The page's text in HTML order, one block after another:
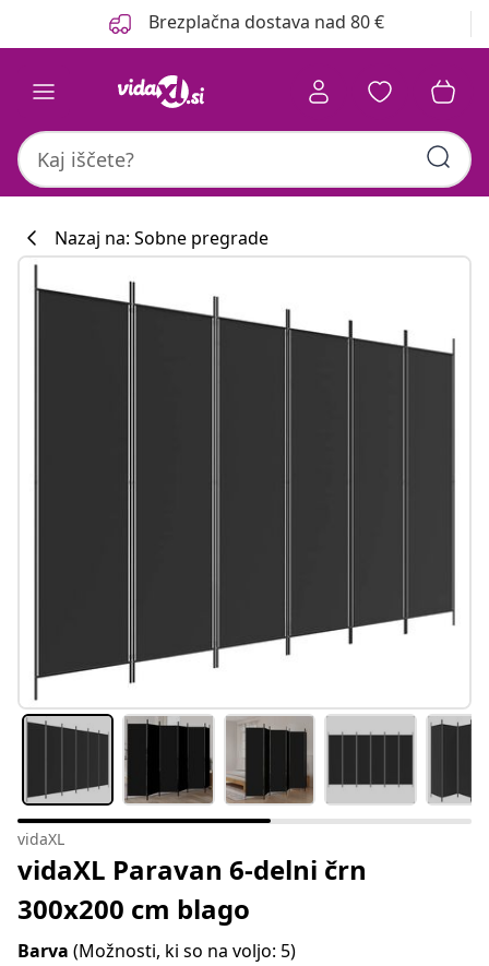
Brezplačna dostava nad 80 €
Nazaj na: Sobne pregrade
vidaXL
vidaXL Paravan 6-delni črn
300x200 cm blago
Barva (Možnosti, ki so na voljo: 5)